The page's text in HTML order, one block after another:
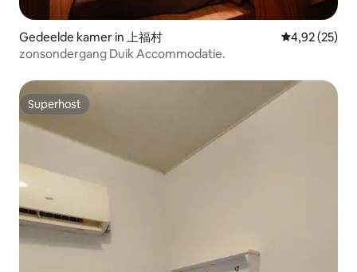
Gedeelde kamer in 上福村 Gemiddelde
4,92 (25)
zonsondergang Duik Accommodatie.
Superhost
Superhost